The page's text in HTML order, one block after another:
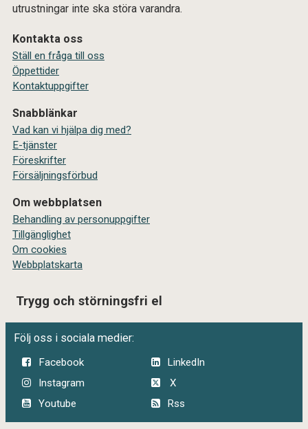
utrustningar inte ska störa varandra.
Kontakta oss
Ställ en fråga till oss
Öppettider
Kontaktuppgifter
Snabblänkar
Vad kan vi hjälpa dig med?
E-tjänster
Föreskrifter
Försäljningsförbud
Om webbplatsen
Behandling av personuppgifter
Tillgänglighet
Om cookies
Webbplatskarta
Trygg och störningsfri el
Följ oss i sociala medier:
Facebook
LinkedIn
Instagram
X
Youtube
Rss